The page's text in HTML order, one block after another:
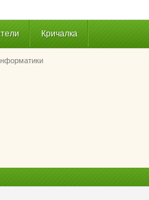
Кричалка